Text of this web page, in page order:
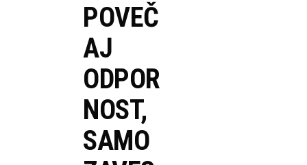
POVEČ
AJ
ODPOR
NOST,
SAMO